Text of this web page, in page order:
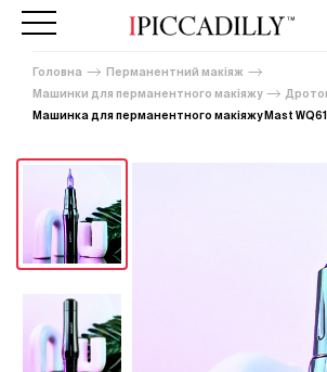
Головна
Перманентний макіяж
Машинки для перманентного макіяжу
Машинка для перманентного макіяжу Mast